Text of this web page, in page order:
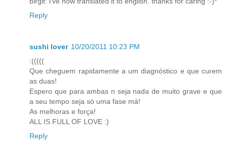
Reply
sushi lover 10/20/2011 10:23 PM
:(((((
Que cheguem rapidamente a um diagnóstico e que curem
as duas!
Espero que para ambas n seja nada de muito grave e que
a seu tempo seja só uma fase má!
As melhoras e força!
ALL IS FULL OF LOVE :)
Reply